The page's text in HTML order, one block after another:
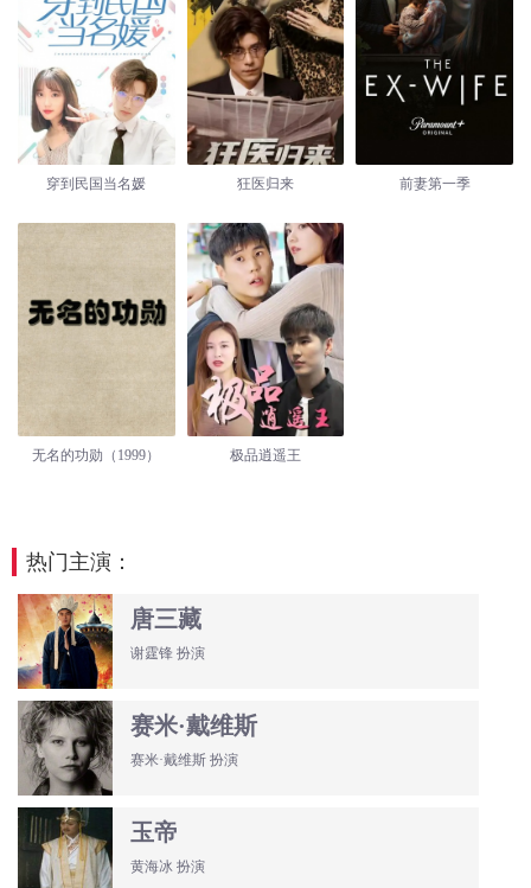
穿到民国当名媛 狂医归来 前妻第一季
无名的功勋（1999） 极品逍遥王
热门主演：
唐三藏
谢霆锋 扮演
赛米·戴维斯
赛米·戴维斯 扮演
玉帝
黄海冰 扮演